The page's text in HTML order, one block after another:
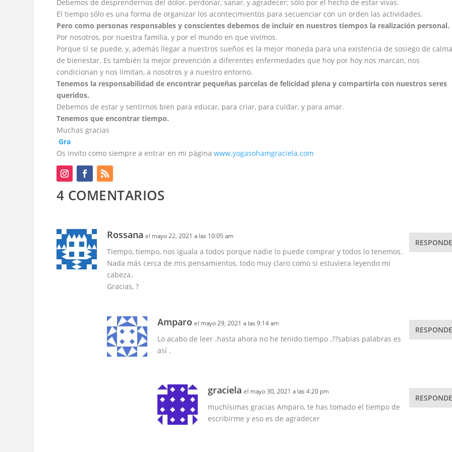
Debemos de desprendernos del dolor, perdonar, sanar, y agradecer; sólo por el hecho de estar vivas.
El tiempo sólo es una forma de organizar los acontecimientos para secuenciar con un orden las actividades.
Pero como personas responsables y conscientes debemos de incluir en nuestros tiempos la realización personal.
Por nosotros, por nuestra familia, y por el mundo en que vivimos.
Porque sí se puede, y, además llegar a nuestros sueños es la mejor moneda para una existencia de sosiego de
de bienestar. Es también la mejor prevención a diferentes enfermedades que hoy por hoy nos marcan, nos
condicionan y nos limitan, a nosotros y a nuestro entorno.
Tenemos la responsabilidad de encontrar pequeñas parcelas de felicidad plena y compartirla con nuestros seres
queridos.
Debemos de estar y sentirnos bien para educar, para criar, para cuidar, y para amar.
Tenemos que encontrar tiempo.
Muchas gracias
Gra
Os invito como siempre a entrar en mi página www.yogasohamgraciela.com
4 COMENTARIOS
Rossana el mayo 22, 2021 a las 10:05 am
Tiempo, tiempo, nos iguala a todos porque nadie lo puede comprar y todos lo tenemos.
Nada más cerca de mis pensamientos, todo muy claro como si estuviera leyendo mi
cabeza.
Gracias, ?
Amparo el mayo 29, 2021 a las 9:14 am
Lo acabo de leer .hasta ahora no he tenido tiempo .??sabias palabras es
así .
graciela el mayo 30, 2021 a las 4:20 pm
muchísimas gracias Amparo, te has tomado el tiempo de
escribirme y eso es de agradecer